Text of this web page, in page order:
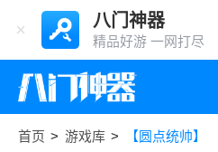
八门神器
精品好游 一网打尽
首页 > 游戏库 > 【圆点统帅】